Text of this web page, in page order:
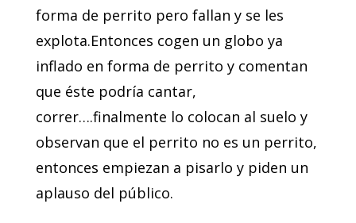
forma de perrito pero fallan y se les
explota.Entonces cogen un globo ya
inflado en forma de perrito y comentan
que éste podría cantar,
correr….finalmente lo colocan al suelo y
observan que el perrito no es un perrito,
entonces empiezan a pisarlo y piden un
aplauso del público.